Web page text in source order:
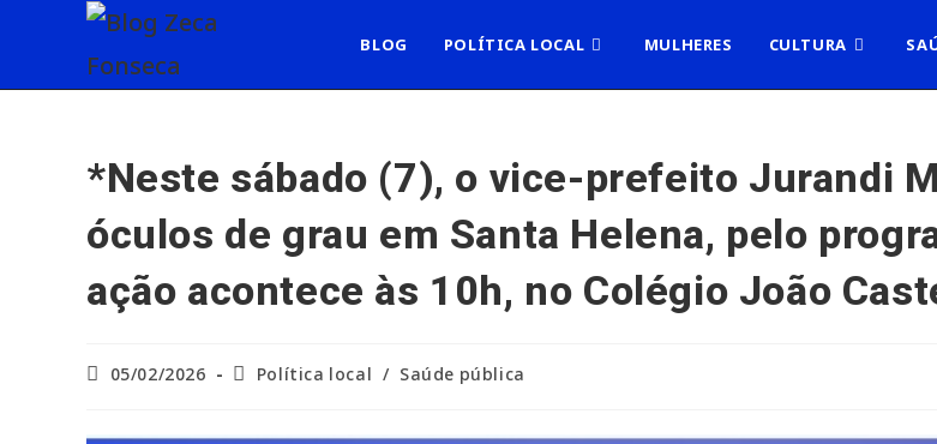
BLOG POLÍTICA LOCAL MULHERES CULTURA
*Neste sábado (7), o vice-prefeito Jurandi
óculos de grau em Santa Helena, pelo
ação acontece às 10h, no Colégio João
Post05/02/2026
Categoria
Política local / Saúde pública